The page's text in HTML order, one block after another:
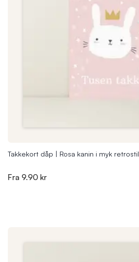
Takkekort dåp | Rosa kanin i myk retrostil
Fra 9.90 kr